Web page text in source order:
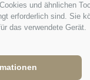
und ähnlichen
erforderlich sind. Sie
das verwendete Gerät.